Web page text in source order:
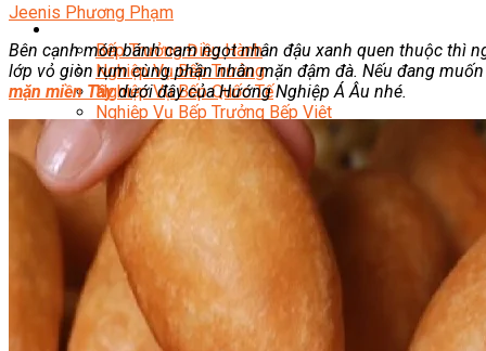
Bếp Trưởng Điều Hành
Nghiệp Vụ Bếp Trưởng
Nghiệp Vụ Bếp Quốc Tế
Nghiệp Vụ Bếp Trưởng Bếp Việt
Nghiệp Vụ Bếp Trưởng Bếp Âu
Nghiệp Vụ Bếp Trưởng Bếp Á
Nghiệp Vụ Bếp Trưởng Bếp Nhật
Nghiệp Vụ Bếp Trưởng Bếp Hoa
Nghiệp Vụ Bếp Hàn
Nghiệp Vụ Bếp Thái
Nghiệp Vụ Bếp Chay
Nghiệp Vụ Quản Lý Bếp
Nghiệp Vụ Cấp Dưỡng
Nghiệp Vụ Bếp Phụ
Điểm Tâm Hồng Kông
Jeenis Phương Phạm
Bên cạnh món bánh cam ngọt nhân đậu xanh quen thuộc thì
lớp vỏ giòn rụm cùng phần nhân mặn đậm đà. Nếu đang
mặn miền Tâydưới đây của Hướng Nghiệp Á Âu nhé.